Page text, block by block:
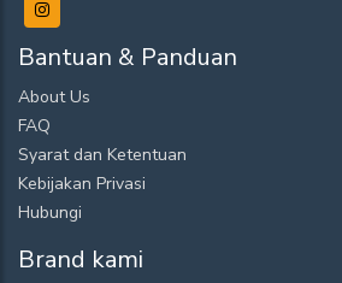
Bantuan & Panduan
About Us
FAQ
Syarat dan Ketentuan
Kebijakan Privasi
Hubungi
Brand kami